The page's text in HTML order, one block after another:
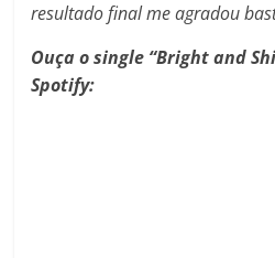
resultado final me agradou
Ouça o single “Bright and
Spotify: